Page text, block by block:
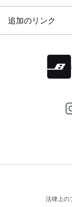
追加のリンク
法律上の